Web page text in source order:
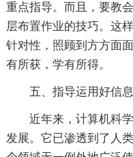
重点指导。而且，要教
层布置作业的技巧。这
针对性，照顾到方方面
有所获，学有所得。
五、指导运用好信
近年来，计算机科
发展。它已渗透到了人